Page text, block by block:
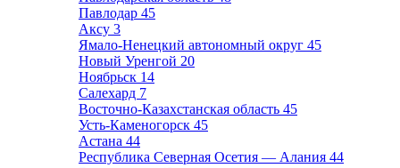
Павлодар 45
Аксу 3
Ямало-Ненецкий автономный округ 45
Новый Уренгой 20
Ноябрьск 14
Салехард 7
Восточно-Казахстанская область 45
Усть-Каменогорск 45
Астана 44
Республика Северная Осетия — Алания 44